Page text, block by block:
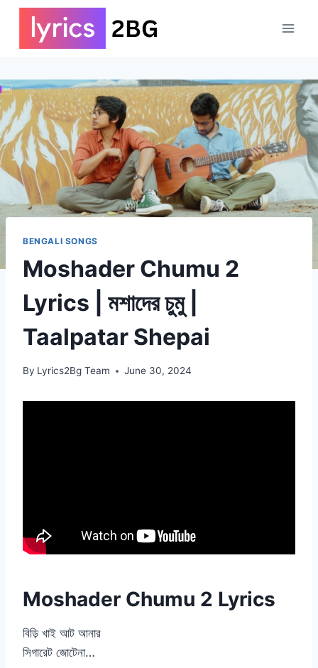
Skip
content
BENGALI SONGS
Moshader Chumu 2
Lyrics | মশাদের চুমু |
Taalpatar Shepai
By Lyrics2Bg Team June 30, 2024
Moshader Chumu 2 Lyrics
বিড়ি খাই আট আনার
সিগারেট জোটেনা…